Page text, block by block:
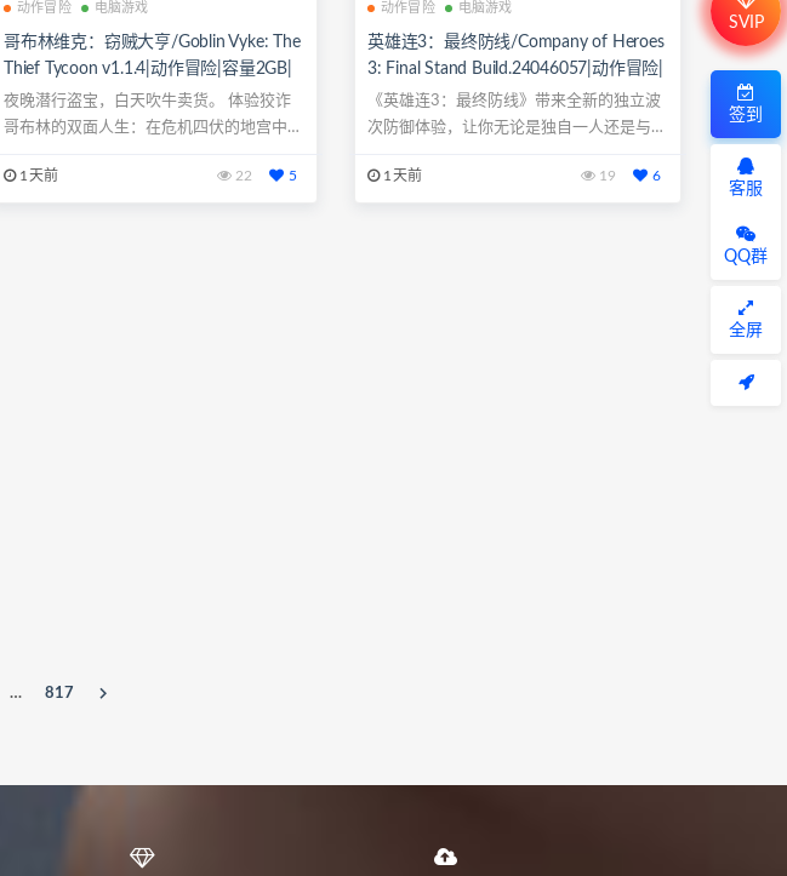
动作冒险 电脑游戏
哥布林维克：窃贼大亨/Goblin Vyke: The
Thief Tycoon v1.1.4|动作冒险|容量2GB|
免安装绿色中文版|支持键盘.鼠标.手柄
夜晚潜行盗宝，白天吹牛卖货。 体验狡诈
哥布林的双面人生：在危机四伏的地宫中偷
1天前 22 5
动作冒险 电脑游戏
英雄连3：最终防线/Company of Heroes
3: Final Stand Build.24046057|动作冒险|
容量32.6GB|免安装绿色中文版|支持键
盘.鼠标
《英雄连3：最终防线》带来全新的独立波
次防御体验，让你无论是独自一人还是与好
1天前 19 6
… 817
SVIP
签到
客服
QQ群
全屏